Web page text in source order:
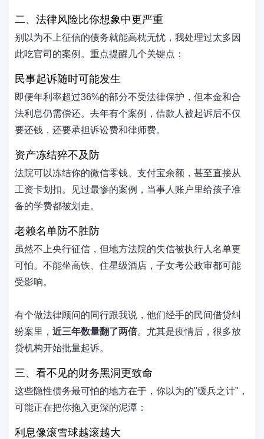
二、法律风险比你想象中更严重
别以为不上征信的债务就能高枕无忧，我处理过太多因
此吃官司的案例。重点提醒几个关键点：
民事起诉随时可能发生
即便年利率超过36%的部分不受法律保护，但本金和合
法利息仍需偿还。去年有个案例，借款人被起诉后不仅
要还钱，还要承担诉讼费和律师费。
资产冻结猝不及防
法院可以冻结你的微信零钱、支付宝余额，甚至直接从
工资卡划扣。见过最惨的案例，当事人账户里给孩子准
备的学费都被划走。
老赖名单防不胜防
虽然不上央行征信，但地方法院的失信被执行人名单更
可怕。不能坐高铁、住星级酒店，子女考公政审都可能
受影响。
有个做法律顾问的同行跟我说，他们经手的民间借贷纠
纷案里， 近三年数量翻了两倍。尤其是疫情后，很多放
贷机构开始批量起诉。
三、看不见的财务黑洞更致命
这些隐性债务最可怕的地方在于，你以为的"缓兵之计"，
可能正在把你拖入更深的泥潭：
利息像滚雪球越滚越大